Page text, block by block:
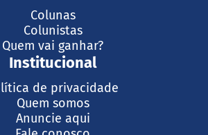
Colunas
Colunistas
Quem vai ganhar?
Institucional
de privacidade
Quem somos
Anuncie aqui